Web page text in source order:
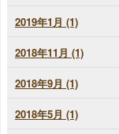
2019年1月 (1)
2018年11月 (1)
2018年9月 (1)
2018年5月 (1)